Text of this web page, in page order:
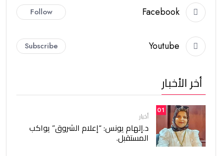
Facebook
Follow
Youtube
Subscribe
أخر الأخبار
01
أخبار
د.إلهام يونس: “إعلام الشروق” يواكب
المستقبل.